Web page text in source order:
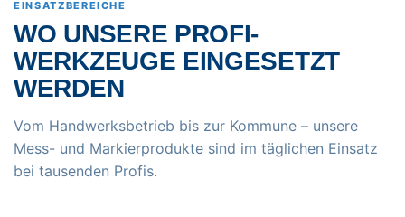
EINSATZBEREICHE
WO UNSERE PROFI-
WERKZEUGE EINGESETZT
WERDEN
Vom Handwerksbetrieb bis zur Kommune – unsere
Mess- und Markierprodukte sind im täglichen Einsatz
bei tausenden Profis.